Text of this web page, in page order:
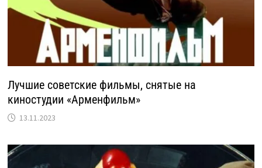
Лучшие советские фильмы, снятые на
киностудии «Арменфильм»
13.11.2023